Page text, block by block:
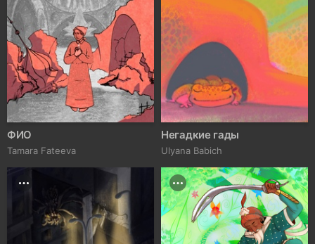
ФИО
Tamara Fateeva
Негадкие гады
Ulyana Babich